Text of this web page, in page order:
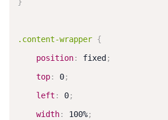
}
.content-wrapper {
position: fixed ;
top: 0;
left : 0;
width: 100%;